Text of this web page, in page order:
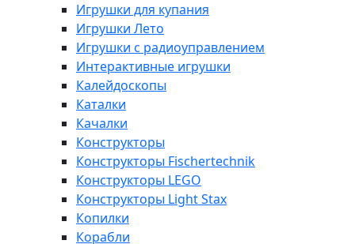
Игрушки для купания
Игрушки Лето
Игрушки с радиоуправлением
Интерактивные игрушки
Калейдоскопы
Каталки
Качалки
Конструкторы
Конструкторы Fisсhertechnik
Конструкторы LEGO
Конструкторы Light Stax
Копилки
Корабли